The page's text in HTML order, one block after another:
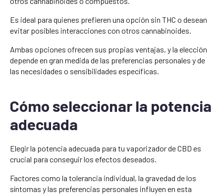
Es ideal para quienes prefieren una opción sin THC o desean
evitar posibles interacciones con otros cannabinoides.
Ambas opciones ofrecen sus propias ventajas, y la elección
depende en gran medida de las preferencias personales y de
las necesidades o sensibilidades específicas.
Cómo seleccionar la potencia
adecuada
Elegir la potencia adecuada para tu vaporizador de CBD es
crucial para conseguir los efectos deseados.
Factores como la tolerancia individual, la gravedad de los
síntomas y las preferencias personales influyen en esta